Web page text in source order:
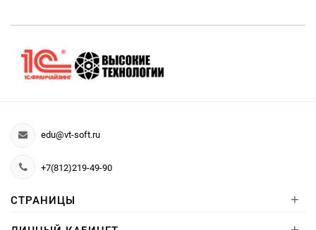
edu@vt-soft.ru
+7(812)219-49-90
СТРАНИЦЫ +